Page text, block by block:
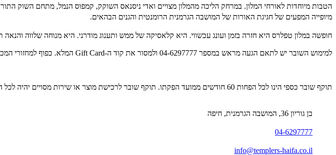
הטבות מיוחדות לאורחי המלון. במרחק הליכה מהמלון מצויים ואדי ניסנאס השוקק, קמפוס הנמל, מתחם השוק התורכי המתחדש ו"מתחם 21" המורכב ממגוון
מיופייה המפעים של חגיגת האורות של המושבה הגרמנית הרומנטית והגנים הבהאים.
חופשה במלון טפלרס היא חזרה בזמן ועונג עכשווי. היא קלאסיקה של ממש ותענוג מודרני. היא מנוחה שלווה
למימוש השובר יש לתאם הגעה מראש במספר 04-6297777 ולמסור את קוד ה-Gift Card המלא. כפוף למחזורי המכירה ומדיניות הביטולים של המלון.
תוקף שובר כספי הינו לכל הפחות 60 חודשים ממועד הפקתו. תוקף שובר לרכישת מוצר או שירות מסויים יהיה לכל הפחות 24 חודשים ממועד הפקתו
בן גוריון 36, המושבה הגרמנית, חיפה
04-6297777
info@templers-haifa.co.il